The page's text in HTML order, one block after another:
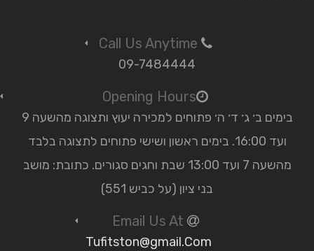
09-7484444
Opening Hours
בימים ב׳ ג׳ ד׳ ה׳ פתוחים למכירה יעוץ ותצוגה מהשעה 9
ועד 16:00. בימים ראשון ושישי פתוחים לתצוגה בלבד
מהשעה 7 ועד 13:00 שבת וחגים סגורים. כתובת: מושב
בני ציון (על כביש 551)
Tufitston@gmail.Com